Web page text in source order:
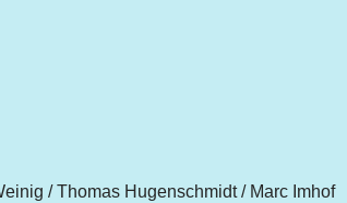
/ Thomas Hugenschmidt / Marc Imhof